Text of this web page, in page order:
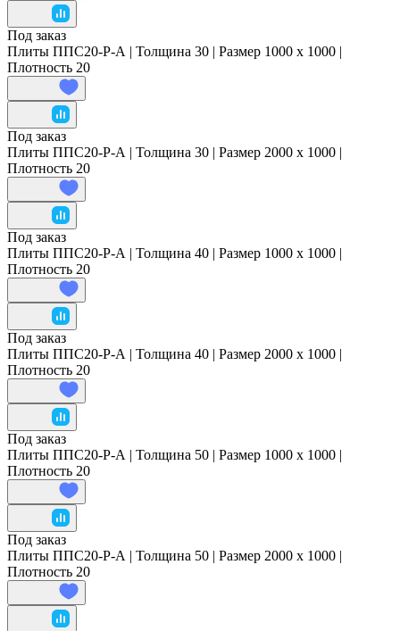
Под заказ
Плиты ППС20-Р-А | Толщина 30 | Размер 1000 x 1000 |
Плотность 20
Под заказ
Плиты ППС20-Р-А | Толщина 30 | Размер 2000 x 1000 |
Плотность 20
Под заказ
Плиты ППС20-Р-А | Толщина 40 | Размер 1000 x 1000 |
Плотность 20
Под заказ
Плиты ППС20-Р-А | Толщина 40 | Размер 2000 x 1000 |
Плотность 20
Под заказ
Плиты ППС20-Р-А | Толщина 50 | Размер 1000 x 1000 |
Плотность 20
Под заказ
Плиты ППС20-Р-А | Толщина 50 | Размер 2000 x 1000 |
Плотность 20